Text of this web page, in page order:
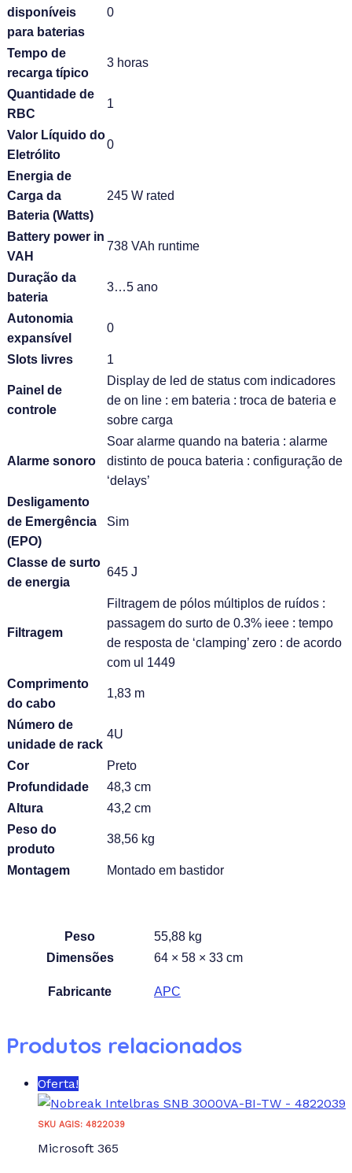
disponíveis
para baterias
0
Tempo de
recarga típico
3 horas
Quantidade de
RBC
1
Valor Líquido do
Eletrólito
0
Energia de
Carga da
Bateria (Watts)
245 W rated
Battery power in
VAH
738 VAh runtime
Duração da
bateria
3…5 ano
Autonomia
expansível
0
Slots livres 1
Painel de
controle
Display de led de status com indicadores
de on line : em bateria : troca de bateria e
sobre carga
Alarme sonoro
Soar alarme quando na bateria : alarme
distinto de pouca bateria : configuração de
‘delays’
Desligamento
de Emergência
(EPO)
Sim
Classe de surto
de energia
645 J
Filtragem
Filtragem de pólos múltiplos de ruídos :
passagem do surto de 0.3% ieee : tempo
de resposta de ‘clamping’ zero : de acordo
com ul 1449
Comprimento
do cabo
1,83 m
Número de
unidade de rack
4U
Cor
Preto
Profundidade
48,3 cm
Altura
43,2 cm
Peso do
produto
38,56 kg
Montagem Montado em bastidor
Peso
55,88 kg
Dimensões
64 × 58 × 33 cm
Fabricante APC
Produtos relacionados
Oferta!
SKU AGIS: 4822039
Microsoft 365